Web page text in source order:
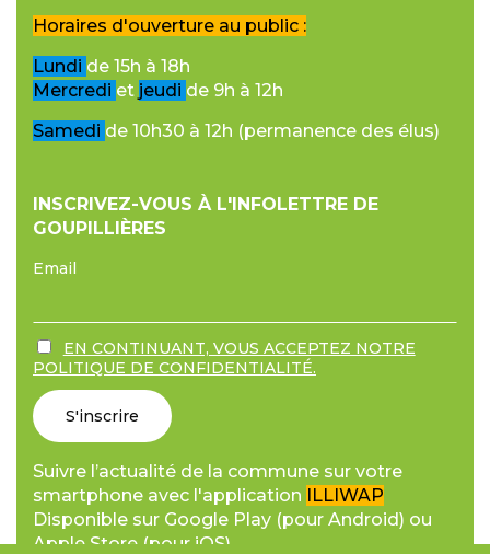
Horaires d'ouverture au public :
Lundi de 15h à 18h
Mercredi et jeudi de 9h à 12h
Samedi de 10h30 à 12h (permanence des élus)
INSCRIVEZ-VOUS À L'INFOLETTRE DE
GOUPILLIÈRES
Email
EN CONTINUANT, VOUS ACCEPTEZ NOTRE
POLITIQUE DE CONFIDENTIALITÉ.
Suivre l’actualité de la commune sur votre
smartphone avec l'application ILLIWAP
Disponible sur Google Play (pour Android) ou
Apple Store (pour iOS).